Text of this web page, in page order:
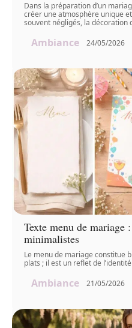
Dans la préparation d’un
créer une atmosphère unique
souvent négligés, la décoration
Ambiance 24/05/2026
Texte menu de mariage
minimalistes
Le menu de mariage constitue
plats ; il est un reflet de
Ambiance 21/05/2026